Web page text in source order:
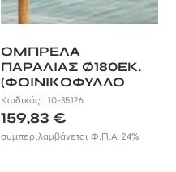
ΟΜΠΡΕΛΑ
ΠΑΡΑΛΙΑΣ Ø180ΕΚ.
(ΦΟΙΝΙΚΟΦΥΛΛΟ
ΡΑΜΜΕΝΟ)
Κωδικός:10-35126
159,83€
συμπεριλαμβάνεται Φ.Π.Α. 24%